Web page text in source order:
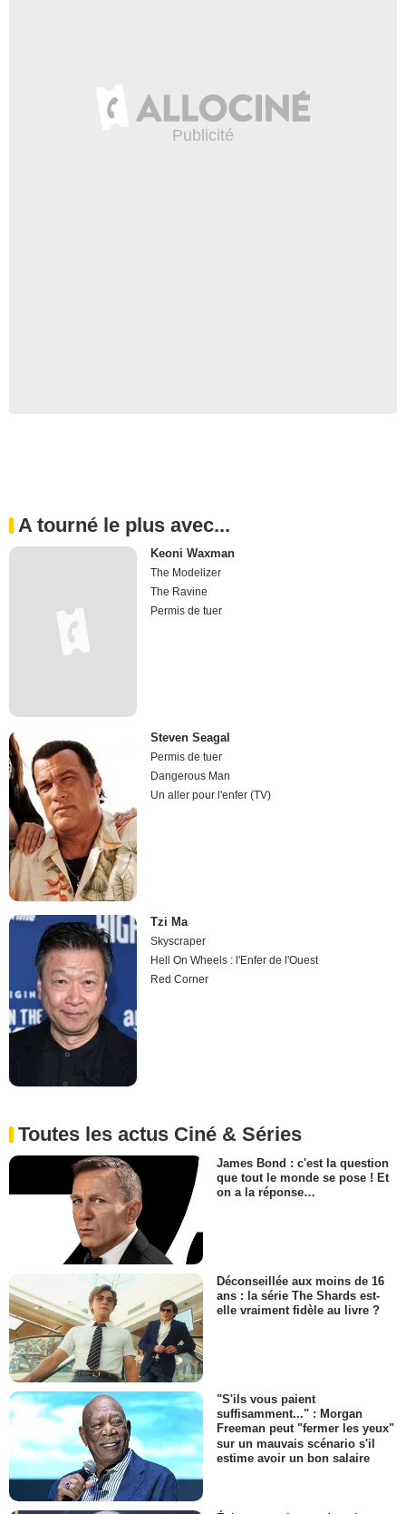
A tourné le plus avec...
Keoni Waxman
The Modelizer
The Ravine
Permis de tuer
Steven Seagal
Permis de tuer
Dangerous Man
Un aller pour l'enfer (TV)
Tzi Ma
Skyscraper
Hell On Wheels : l'Enfer de l'Ouest
Red Corner
Toutes les actus Ciné & Séries
James Bond : c'est la question
que tout le monde se pose ! Et
on a la réponse…
Déconseillée aux moins de 16
ans : la série The Shards est-
elle vraiment fidèle au livre ?
"S'ils vous paient
suffisamment..." : Morgan
Freeman peut "fermer les yeux"
sur un mauvais scénario s'il
estime avoir un bon salaire